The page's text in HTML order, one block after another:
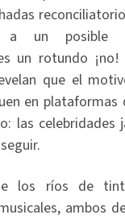
a un posible
un rotundo ¡no!
que el
en plataformas
las celebridades
los ríos de
ambos